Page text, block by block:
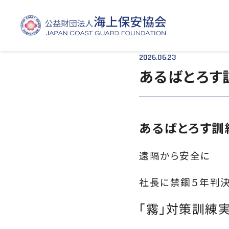
2026.06.23
あるばとろ
あるばとろす
遠隔から安全に
社長に禁錮５年判
「霧」対策訓